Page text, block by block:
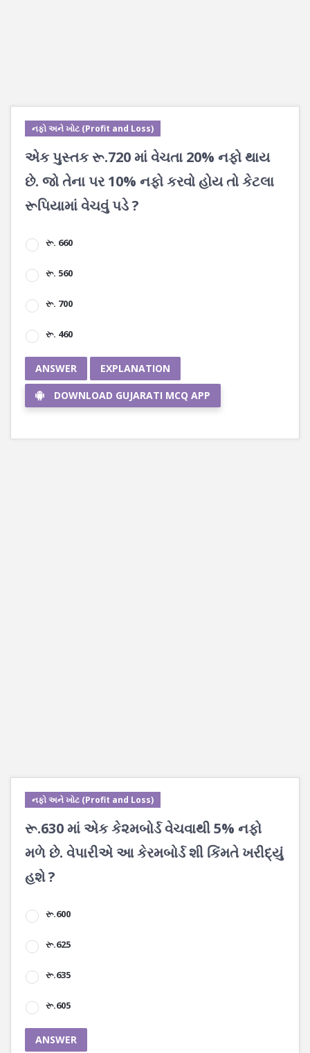
નફો અને ખોટ (Profit and Loss)
એક પુસ્તક રૂ.720 માં વેચતા 20% નફો થાય
છે. જો તેના ૫ર 10% નફો કરવો હોય તો કેટલા
રૂપિયામાં વેચવું પડે ?
રૂ. 660
રૂ. 560
રૂ. 700
રૂ. 460
ANSWER EXPLANATION
DOWNLOAD GUJARATI MCQ APP
નફો અને ખોટ (Profit and Loss)
રૂ.630 માં એક કે૨મબોર્ડ વેચવાથી 5% નફો
મળે છે. વેપારીએ આ કેરમબોર્ડ શી કિંમતે ખરીદ્યું
હશે ?
રૂ.600
રૂ.625
રૂ.635
રૂ.605
ANSWER